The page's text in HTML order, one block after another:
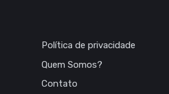
Política de privacidade
Quem Somos?
Contato